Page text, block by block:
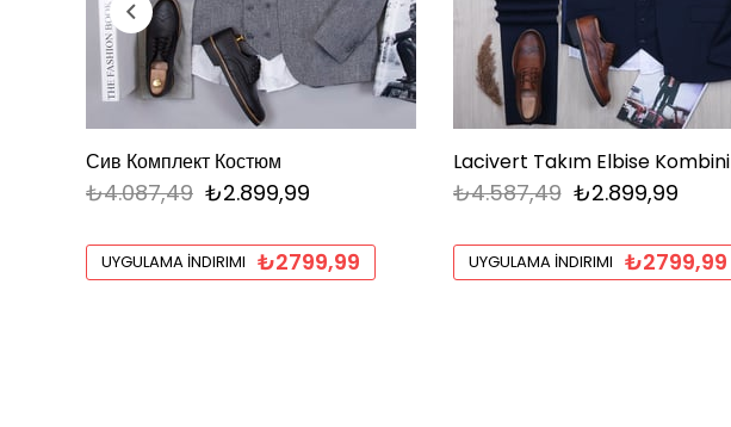
Сив Комплект Костюм
₺2.899,99
₺4.087,49
UYGULAMA İNDIRIMI ₺2799,99
Lacivert Takım Elbise Kombini
₺2.899,99
₺4.587,49
UYGULAMA İNDIRIMI ₺2799,99